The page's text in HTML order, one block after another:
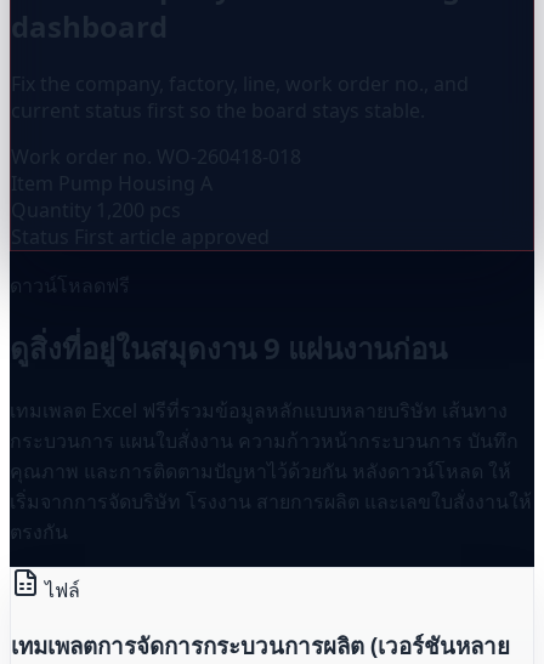
dashboard
Fix the company, factory, line, work order no., and
current status first so the board stays stable.
Work order no.
WO-260418-018
Item
Pump Housing A
Quantity
1,200 pcs
Status
First article approved
ดาวน์โหลดฟรี
ดูสิ่งที่อยู่ในสมุดงาน 9 แผ่นงานก่อน
เทมเพลต Excel ฟรีที่รวมข้อมูลหลักแบบหลายบริษัท เส้นทาง
กระบวนการ แผนใบสั่งงาน ความก้าวหน้ากระบวนการ บันทึก
คุณภาพ และการติดตามปัญหาไว้ด้วยกัน หลังดาวน์โหลด ให้
เริ่มจากการจัดบริษัท โรงงาน สายการผลิต และเลขใบสั่งงานให้
ตรงกัน
ไฟล์
เทมเพลตการจัดการกระบวนการผลิต (เวอร์ชันหลาย